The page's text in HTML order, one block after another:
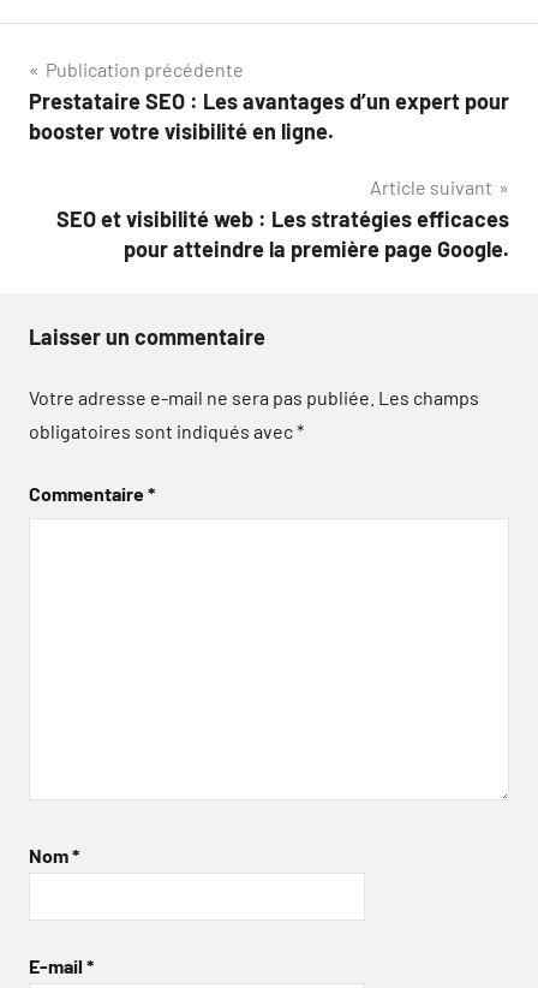
Navigation
de
Publication précédente
Prestataire SEO : Les avantages d’un expert pour
booster votre visibilité en ligne.
Article suivant
SEO et visibilité web : Les stratégies efficaces
pour atteindre la première page Google.
Laisser un commentaire
Votre adresse e-mail ne sera pas publiée. Les champs
obligatoires sont indiqués avec*
Commentaire*
Nom*
E-mail *